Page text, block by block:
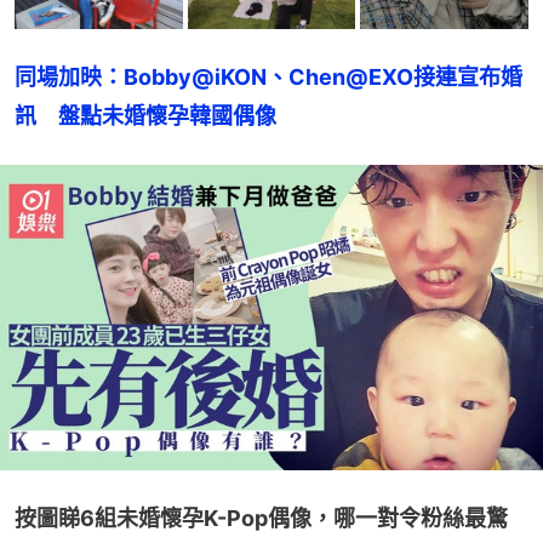
同場加映：Bobby@iKON、Chen@EXO接連宣布婚
訊　盤點未婚懷孕韓國偶像
按圖睇6組未婚懷孕K-Pop偶像，哪一對令粉絲最驚